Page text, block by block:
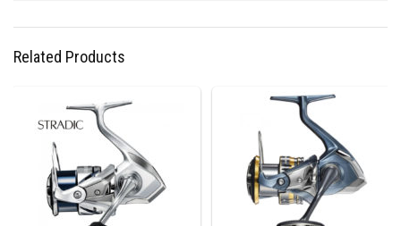
Related Products